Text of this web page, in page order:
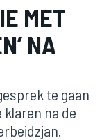
MET
NA
te gaan
na de